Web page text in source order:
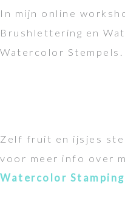
In mijn online
Brushlettering en
Watercolor
Zelf fruit en ijsjes
voor meer info over
Watercolor Stamping